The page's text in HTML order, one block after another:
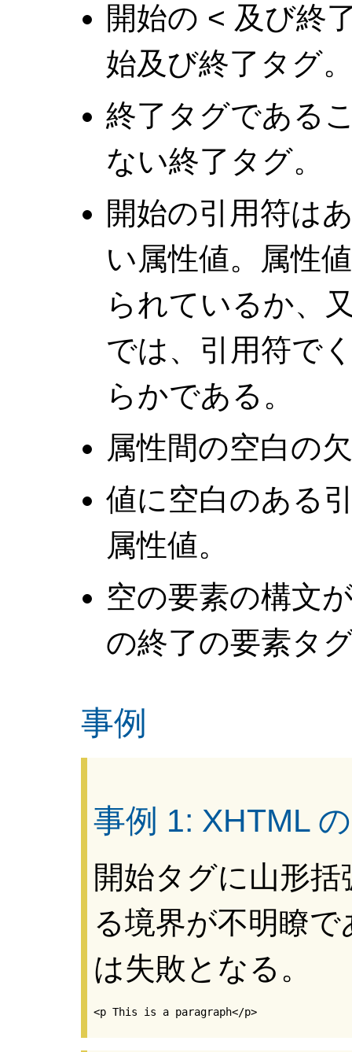
開始の < 及び終
始及び終了タグ
終了タグである
ない終了タグ。
開始の引用符は
い属性値。属性
られているか、
では、引用符で
らかである。
属性間の空白の
値に空白のある
属性値。
空の要素の構文
の終了の要素タ
事例
事例 1: XHTML
開始タグに山形
る境界が不明瞭
は失敗となる。